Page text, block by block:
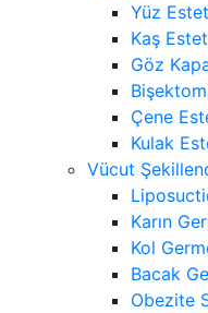
Yüz
Kaş
Göz
Çene
Kulak
Vücut
Karın
Kol
Bacak
Obezite